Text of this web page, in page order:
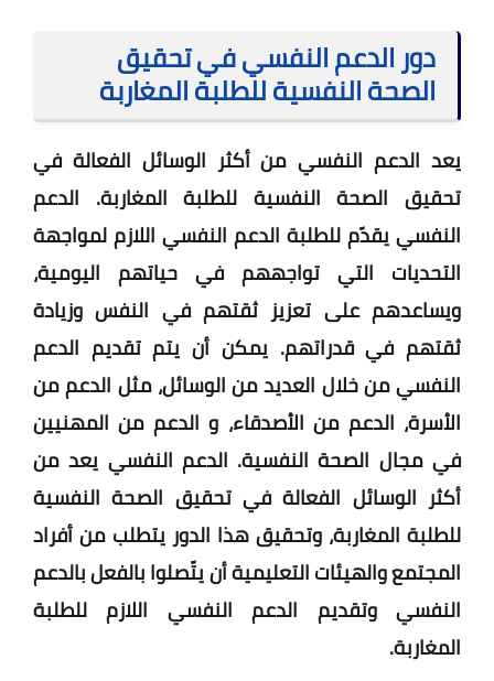
دور الدعم النفسي في تحقيق
الصحة النفسية للطلبة المغاربة
يعد الدعم النفسي من أكثر الوسائل الفعالة في
تحقيق الصحة النفسية للطلبة المغاربة. الدعم
النفسي يقدّم للطلبة الدعم النفسي اللازم لمواجهة
التحديات التي تواجههم في حياتهم اليومية،
ويساعدهم على تعزيز ثقتهم في النفس وزيادة
ثقتهم في قدراتهم. يمكن أن يتم تقديم الدعم
النفسي من خلال العديد من الوسائل، مثل الدعم من
الأسرة، الدعم من الأصدقاء، و الدعم من المهنيين
في مجال الصحة النفسية. الدعم النفسي يعد من
أكثر الوسائل الفعالة في تحقيق الصحة النفسية
للطلبة المغاربة، وتحقيق هذا الدور يتطلب من أفراد
المجتمع والهيئات التعليمية أن يتّصلوا بالفعل بالدعم
النفسي وتقديم الدعم النفسي اللازم للطلبة
المغاربة.